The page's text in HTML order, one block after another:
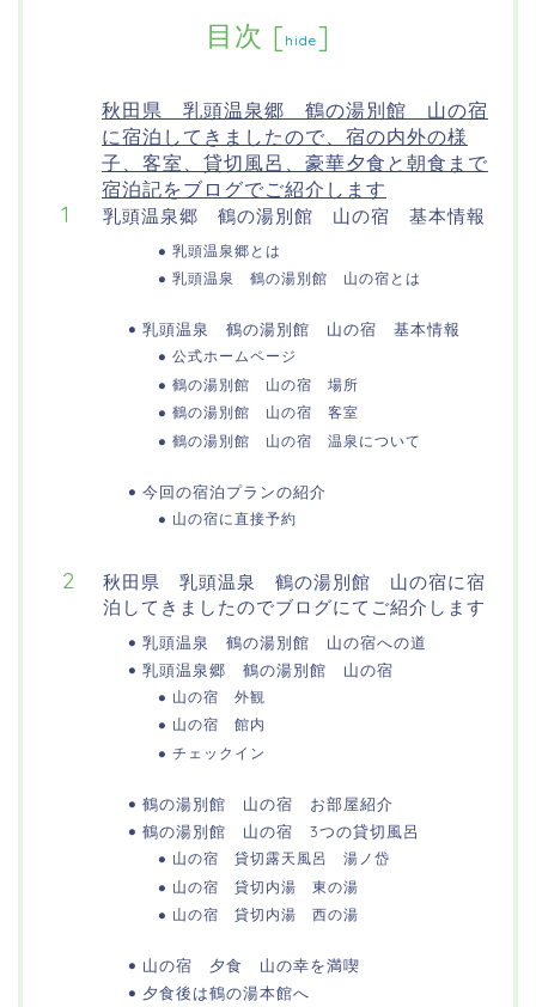
目次 [hide]
秋田県 乳頭温泉郷 鶴の湯別館 山の宿
に宿泊してきましたので、宿の内外の様
子、客室、貸切風呂、豪華夕食と朝食まで
宿泊記をブログでご紹介します
乳頭温泉郷 鶴の湯別館 山の宿 基本情報
乳頭温泉郷とは
乳頭温泉 鶴の湯別館 山の宿とは
乳頭温泉 鶴の湯別館 山の宿 基本情報
公式ホームページ
鶴の湯別館 山の宿 場所
鶴の湯別館 山の宿 客室
鶴の湯別館 山の宿 温泉について
今回の宿泊プランの紹介
山の宿に直接予約
秋田県 乳頭温泉 鶴の湯別館 山の宿に宿
泊してきましたのでブログにてご紹介します
乳頭温泉 鶴の湯別館 山の宿への道
乳頭温泉郷 鶴の湯別館 山の宿
山の宿 外観
山の宿 館内
チェックイン
鶴の湯別館 山の宿 お部屋紹介
鶴の湯別館 山の宿 3つの貸切風呂
山の宿 貸切露天風呂 湯ノ岱
山の宿 貸切内湯 東の湯
山の宿 貸切内湯 西の湯
山の宿 夕食 山の幸を満喫
夕食後は鶴の湯本館へ